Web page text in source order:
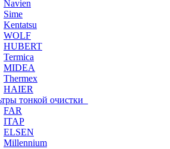
Navien
Sime
Kentatsu
WOLF
HUBERT
Termica
MIDEA
Thermex
HAIER
тонкой очистки
FAR
ITAP
ELSEN
Millennium